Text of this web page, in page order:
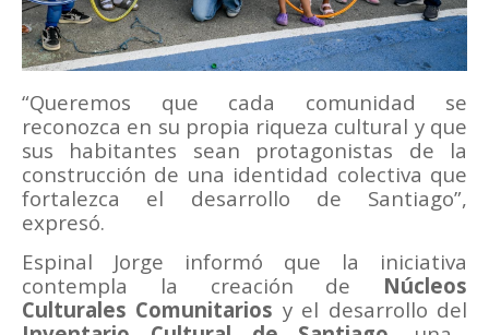
“Queremos que cada comunidad se
reconozca en su propia riqueza cultural y que
sus habitantes sean protagonistas de la
construcción de una identidad colectiva que
fortalezca el desarrollo de Santiago”,
expresó.
Espinal Jorge informó que la iniciativa
contempla la creación de Núcleos
Culturales Comunitarios y el desarrollo del